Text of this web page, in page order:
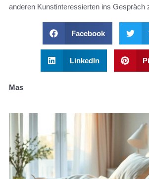
anderen Kunstinteressierten ins Gespräch
Facebook
LinkedIn
Mas